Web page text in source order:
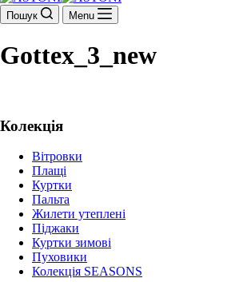
Пошук Menu
Gottex_3_new
Колекція
Вітровки
Плащі
Куртки
Пальта
Жилети утеплені
Піджаки
Куртки зимові
Пуховики
Колекція SEASONS